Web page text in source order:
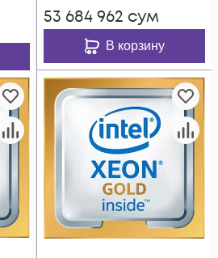
53 684 962 сум
В корзину